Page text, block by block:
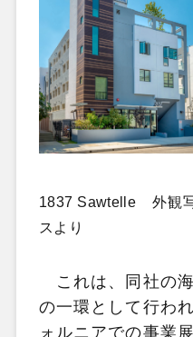
1837 Sawtelle 外
スより
これは、同社の
の一環として行わ
ォルニアでの事業